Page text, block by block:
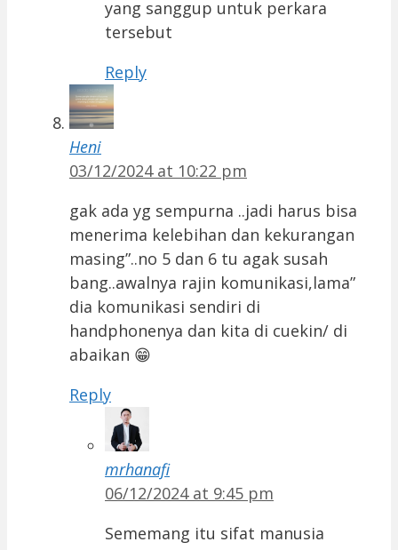
yang sanggup untuk perkara
tersebut
Reply
Heni
03/12/2024 at 10:22 pm
gak ada yg sempurna ..jadi harus bisa
menerima kelebihan dan kekurangan
masing”..no 5 dan 6 tu agak susah
bang..awalnya rajin komunikasi,lama”
dia komunikasi sendiri di
handphonenya dan kita di cuekin/ di
abaikan 😁
Reply
mrhanafi
06/12/2024 at 9:45 pm
Sememang itu sifat manusia